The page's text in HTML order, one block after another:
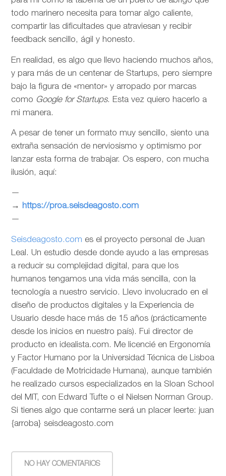
todo marinero necesita para tomar algo caliente,
compartir las dificultades que atraviesan y recibir
feedback sencillo, ágil y honesto.
En realidad, es algo que llevo haciendo muchos años,
y para más de un centenar de Startups, pero siempre
bajo la figura de «mentor» y arropado por marcas
como Google for Startups. Esta vez quiero hacerlo a
mi manera.
A pesar de tener un formato muy sencillo, siento una
extraña sensación de nerviosismo y optimismo por
lanzar esta forma de trabajar. Os espero, con mucha
ilusión, aquí:
—
→ https://proa.seisdeagosto.com
—
Seisdeagosto.com es el proyecto personal de Juan
Leal. Un estudio desde donde ayudo a las empresas
a reducir su complejidad digital, para que los
humanos tengamos una vida más sencilla, con la
tecnología a nuestro servicio. Llevo involucrado en el
diseño de productos digitales y la Experiencia de
Usuario desde hace más de 15 años (prácticamente
desde los inicios en nuestro país). Fui director de
producto en idealista.com. Me licencié en Ergonomía
y Factor Humano por la Universidad Técnica de Lisboa
(Faculdade de Motricidade Humana), aunque también
he realizado cursos especializados en la Sloan School
del MIT, con Edward Tufte o el Nielsen Norman Group.
Si tienes algo que contarme será un placer leerte: juan
{arroba} seisdeagosto.com
NO HAY COMENTARIOS